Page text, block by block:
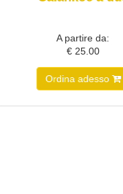
A partire da:
€ 25.00
Ordina adesso